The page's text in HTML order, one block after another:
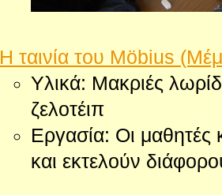
Η ταινία του Μöbius
Υλικά: Μακριές
ζελοτέιπ
Εργασία: Οι μαθητές
και εκτελούν